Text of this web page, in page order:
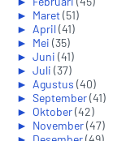
► Maret(51)
► April(41)
► Mei (35)
► Juni (41)
► Juli (37)
► Agustus (40)
► September(41)
► Oktober(42)
► November(47)